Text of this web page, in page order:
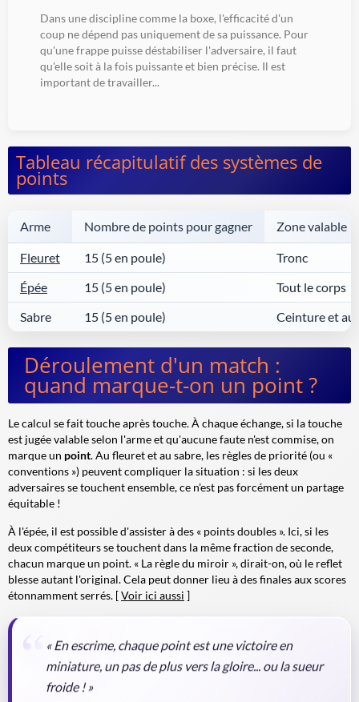
Dans une discipline comme la boxe, l'efficacité d'un
coup ne dépend pas uniquement de sa puissance. Pour
qu'une frappe puisse déstabiliser l'adversaire, il faut
qu'elle soit à la fois puissante et bien précise. Il est
important de travailler...
Tableau récapitulatif des systèmes de
points
Arme Nombre de points pour gagner Zone valable
Fleuret 15 (5 en poule)
Tronc
Épée
15 (5 en poule)
Tout le corps
Sabre
15 (5 en poule) Ceinture et
Déroulement d'un match :
quand marque-t-on un point ?
Le calcul se fait touche après touche. À chaque échange, si la touche
est jugée valable selon l'arme et qu'aucune faute n'est commise, on
marque un point. Au fleuret et au sabre, les règles de priorité (ou «
conventions ») peuvent compliquer la situation : si les deux
adversaires se touchent ensemble, ce n'est pas forcément un partage
équitable !
À l'épée, il est possible d'assister à des « points doubles ». Ici, si les
deux compétiteurs se touchent dans la même fraction de seconde,
chacun marque un point. « La règle du miroir », dirait-on, où le reflet
blesse autant l'original. Cela peut donner lieu à des finales aux scores
étonnamment serrés. [Voir ici aussi ]
« En escrime, chaque point est une victoire en
miniature, un pas de plus vers la gloire... ou la sueur
froide ! »